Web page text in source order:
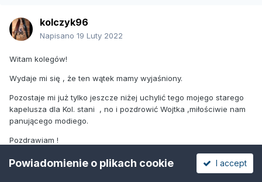
kolczyk96
Napisano 19 Luty 2022
Witam kolegów!
Wydaje mi się , że ten wątek mamy wyjaśniony.
Pozostaje mi już tylko jeszcze niżej uchylić tego mojego starego
kapelusza dla Kol. stani , no i pozdrowić Wojtka ,miłościwie nam
panującego modiego.
Pozdrawiam !
Marek.
Powiadomienie o plikach cookie I accept